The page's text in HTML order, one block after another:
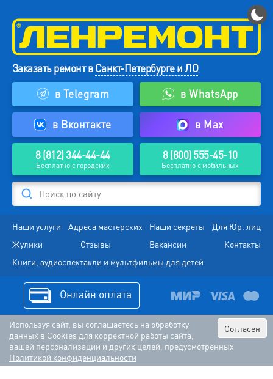
Заказать ремонт вСанкт-Петербурге и ЛО
в Telegram
в WhatsApp
в Вконтакте в Max
8 (812) 344-44-44
Бесплатно с городских
8 (800) 555-45-10
Бесплатно с мобильных
Поиск по сайту
Наши услуги Адреса мастерских Наши секреты
Для Юр. лиц
Жулики
Отзывы Вакансии
Контакты
Книги, аудиоспектакли и мультфильмы для детей
Онлайн оплата
Согласен
Используя сайт, вы соглашаетесь на обработку
данных в Cookies для корректной работы сайта,
вашей персонализации и других целей, предусмотренных
Политикой конфиденциальности